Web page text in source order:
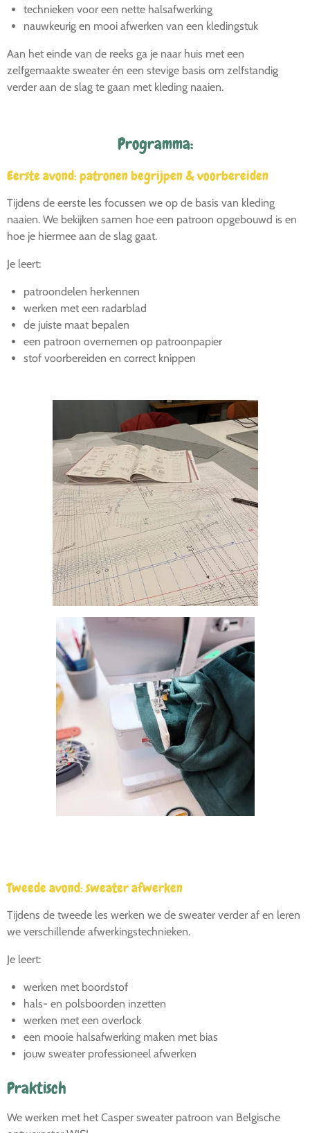
technieken voor een nette halsafwerking
nauwkeurig en mooi afwerken van een kledingstuk
Aan het einde van de reeks ga je naar huis met een
zelfgemaakte sweater én een stevige basis om zelfstandig
verder aan de slag te gaan met kleding naaien.
Programma:
Eerste avond: patronen begrijpen & voorbereiden
Tijdens de eerste les focussen we op de basis van kleding
naaien. We bekijken samen hoe een patroon opgebouwd is en
hoe je hiermee aan de slag gaat.
Je leert:
patroondelen herkennen
werken met een radarblad
de juiste maat bepalen
een patroon overnemen op patroonpapier
stof voorbereiden en correct knippen
Tweede avond: sweater afwerken
Tijdens de tweede les werken we de sweater verder af en leren
we verschillende afwerkingstechnieken.
Je leert:
werken met boordstof
hals- en polsboorden inzetten
werken met een overlock
een mooie halsafwerking maken met bias
jouw sweater professioneel afwerken
Praktisch
We werken met het Casper sweater patroon van Belgische